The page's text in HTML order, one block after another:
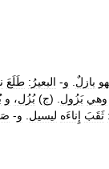
بازلٌ و- البعيرُ: طَلَعَ
وهي بَزُول . (ج)بُزُل، و
ثَقَبَ إِناءَه ليسيل و-